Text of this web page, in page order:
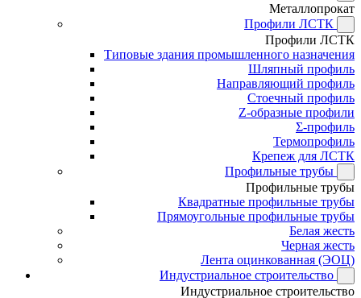
Металлопрокат
Профили ЛСТК
Профили ЛСТК
Типовые здания промышленного назначения
Шляпный профиль
Направляющий профиль
Стоечный профиль
Z-образные профили
Σ-профиль
Термопрофиль
Крепеж для ЛСТК
Профильные трубы
Профильные трубы
Квадратные профильные трубы
Прямоугольные профильные трубы
Белая жесть
Черная жесть
Лента оцинкованная (ЭОЦ)
Индустриальное строительство
Индустриальное строительство